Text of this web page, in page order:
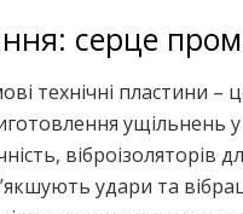
серце
технічні пластини –
ущільнень
віброізоляторів
удари та